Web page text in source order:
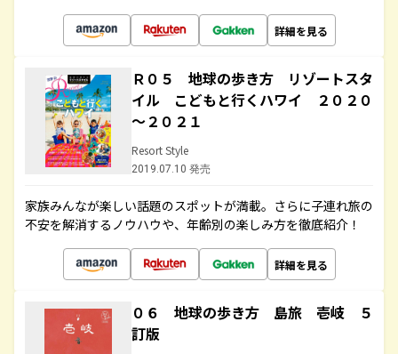
詳細を見る
Ｒ０５ 地球の歩き方 リゾートスタ
イル こどもと行くハワイ ２０２０
～２０２１
Resort Style
2019.07.10 発売
家族みんなが楽しい話題のスポットが満載。さらに子連れ旅の
不安を解消するノウハウや、年齢別の楽しみ方を徹底紹介！
詳細を見る
０６ 地球の歩き方 島旅 壱岐 ５
訂版